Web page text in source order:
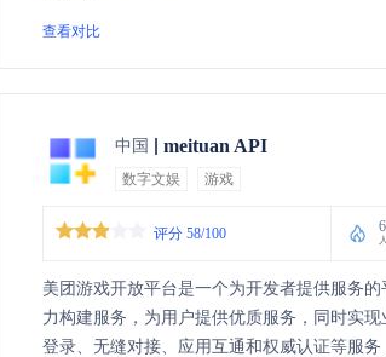
查看对比
中国 meituan API
数字文娱 游戏
评分 58/100
美团游戏开放平台是一个为开发者提供服务
力构建服务，为用户提供优质服务，同时实
登录、无缝对接、应用互通和权威认证等服